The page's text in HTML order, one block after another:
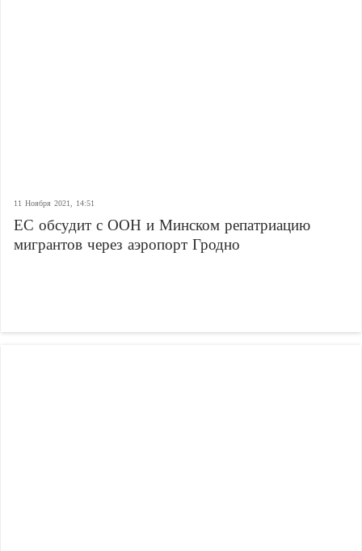
11 Ноября 2021, 14:51
ЕС обсудит с ООН и Минском репатриацию
мигрантов через аэропорт Гродно